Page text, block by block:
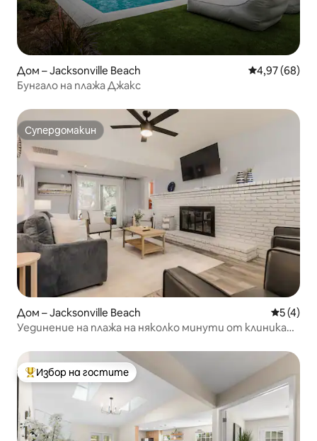
Дом – Jacksonville Beach Средна
4,97 (68)
Бунгало на плажа Джакс
Супердомакин
Супердомакин
Дом – Jacksonville Beach Средна
5 (4)
Уединение на плажа на няколко минути от клиника
Най-популярен избор на гостите
Избор на гостите